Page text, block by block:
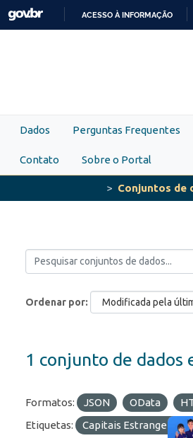
Skip to main content
ACESSO À INFORMAÇÃO
Dados Perguntas Frequentes
Contato Sobre o Portal
Conjuntos de
Ordenar por
1 conjunto de dados
Formatos: JSON OData
Etiquetas:
Capitais Estrangeiros